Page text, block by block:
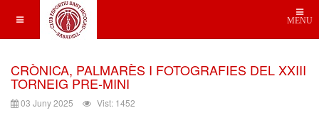
MENU
CRÒNICA, PALMARÈS I FOTOGRAFIES DEL XXIII
TORNEIG PRE-MINI
03 Juny 2025 Vist: 1452